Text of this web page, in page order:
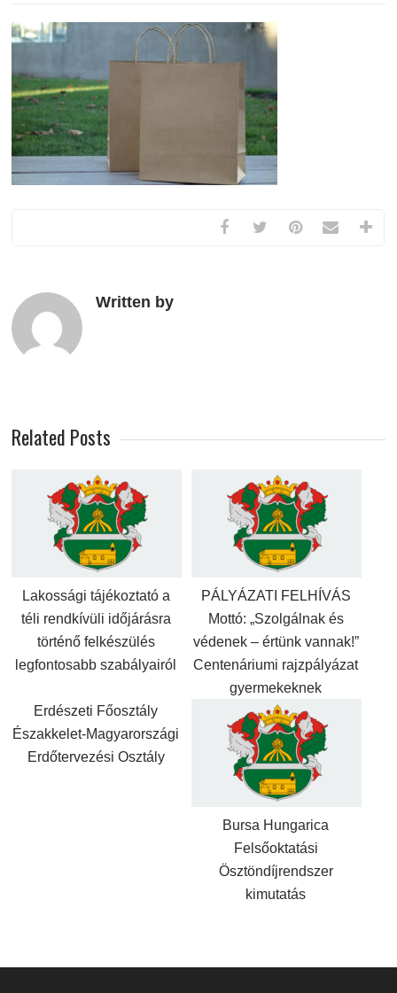
Written by
Related Posts
Lakossági tájékoztató a
téli rendkívüli időjárásra
történő felkészülés
legfontosabb szabályairól
PÁLYÁZATI FELHÍVÁS
Mottó: „Szolgálnak és
védenek – értünk vannak!”
Centenáriumi rajzpályázat
gyermekeknek
Erdészeti Főosztály
Északkelet-Magyarországi
Erdőtervezési Osztály
Bursa Hungarica
Felsőoktatási
Ösztöndíjrendszer
kimutatás